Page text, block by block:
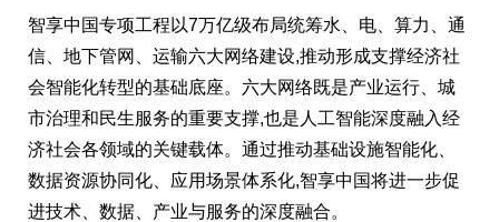
智享中国专项工程以7万亿级布局统筹水、电、算力、通
信、地下管网、运输六大网络建设,推动形成支撑经济社
会智能化转型的基础底座。六大网络既是产业运行、城
市治理和民生服务的重要支撑,也是人工智能深度融入经
济社会各领域的关键载体。通过推动基础设施智能化、
数据资源协同化、应用场景体系化,智享中国将进一步促
进技术、数据、产业与服务的深度融合。